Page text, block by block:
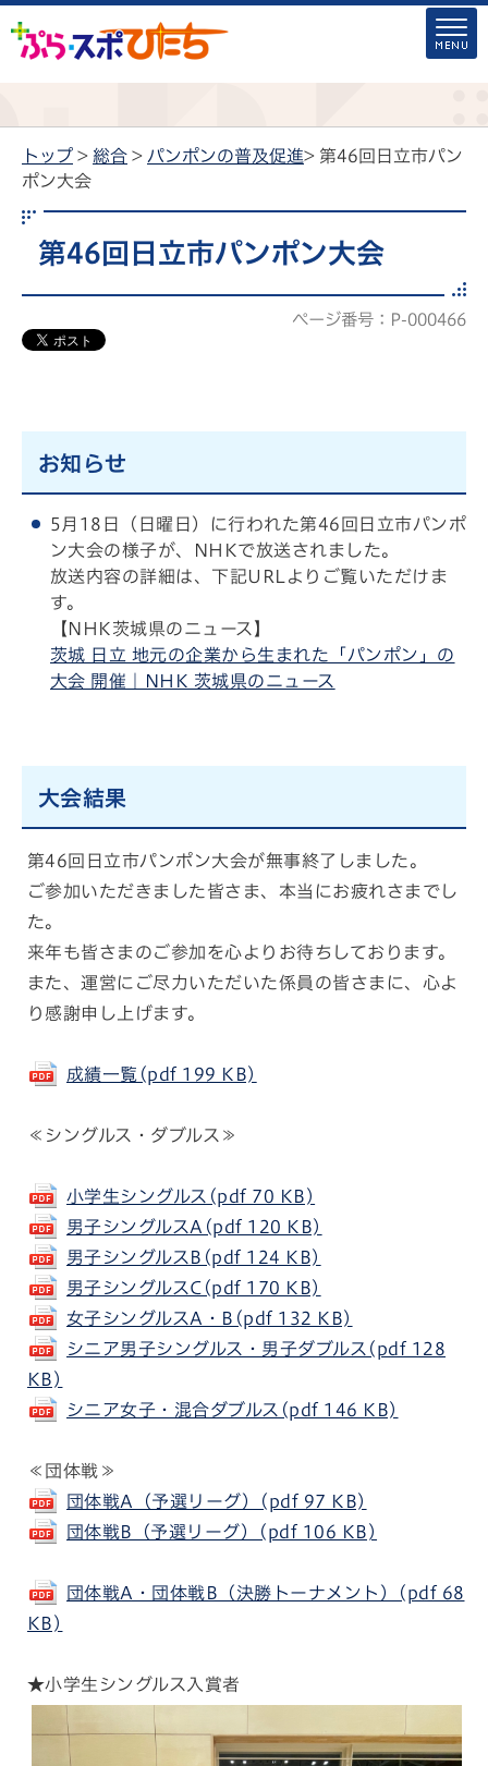
トップ > 総合 > パンポンの普及促進> 第46回日立市パン
ポン大会
第46回日立市パンポン大会
ページ番号：P-000466
お知らせ
5月18日（日曜日）に行われた第46回日立市パンポ
ン大会の様子が、NHKで放送されました。
放送内容の詳細は、下記URLよりご覧いただけま
す。
【NHK茨城県のニュース】
茨城 日立 地元の企業から生まれた「パンポン」の
大会 開催｜NHK 茨城県のニュース
大会結果
第46回日立市パンポン大会が無事終了しました。
ご参加いただきました皆さま、本当にお疲れさまでし
た。
来年も皆さまのご参加を心よりお待ちしております。
また、運営にご尽力いただいた係員の皆さまに、心よ
り感謝申し上げます。
成績一覧(pdf 199 KB)
≪シングルス・ダブルス≫
小学生シングルス(pdf 70 KB)
男子シングルスA(pdf 120 KB)
男子シングルスB(pdf 124 KB)
男子シングルスC(pdf 170 KB)
女子シングルスA・B(pdf 132 KB)
シニア男子シングルス・男子ダブルス(pdf 128
KB)
シニア女子・混合ダブルス(pdf 146 KB)
≪団体戦≫
団体戦A（予選リーグ）(pdf 97 KB)
団体戦B（予選リーグ）(pdf 106 KB)
団体戦A・団体戦B（決勝トーナメント）(pdf 68
KB)
★小学生シングルス入賞者